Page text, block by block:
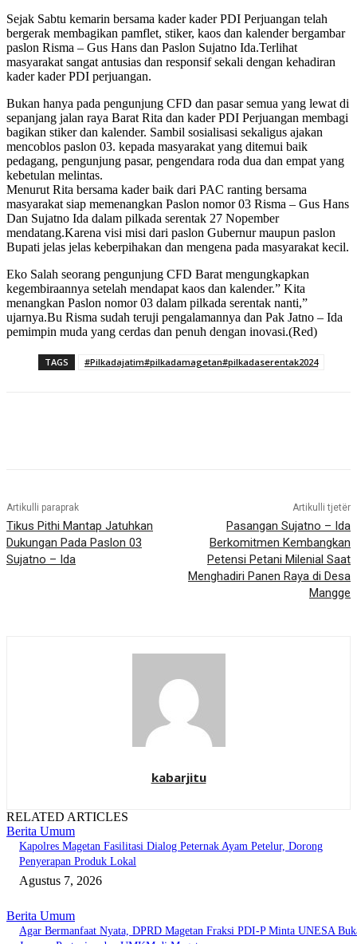
Sejak Sabtu kemarin bersama kader kader PDI Perjuangan telah
bergerak membagikan pamflet, stiker, kaos dan kalender bergambar
paslon Risma – Gus Hans dan Paslon Sujatno Ida.Terlihat
masyarakat sangat antusias dan responsif sekali dengan kehadiran
kader kader PDI perjuangan.
Bukan hanya pada pengunjung CFD dan pasar semua yang lewat di
sepanjang jalan raya Barat Rita dan kader PDI Perjuangan membagi
bagikan stiker dan kalender. Sambil sosialisasi sekaligus ajakan
mencoblos paslon 03. kepada masyarakat yang ditemui baik
pedagang, pengunjung pasar, pengendara roda dua dan empat yang
kebetulan melintas.
Menurut Rita bersama kader baik dari PAC ranting bersama
masyarakat siap memenangkan Paslon nomor 03 Risma – Gus Hans
Dan Sujatno Ida dalam pilkada serentak 27 Nopember
mendatang.Karena visi misi dari paslon Gubernur maupun paslon
Bupati jelas jelas keberpihakan dan mengena pada masyarakat kecil.
Eko Salah seorang pengunjung CFD Barat mengungkapkan
kegembiraannya setelah mendapat kaos dan kalender.” Kita
menangkan Paslon nomor 03 dalam pilkada serentak nanti,”
ujarnya.Bu Risma sudah teruji pengalamannya dan Pak Jatno – Ida
pemimpin muda yang cerdas dan penuh dengan inovasi.(Red)
TAGS #Pilkadajatim#pilkadamagetan#pilkadaserentak2024
Artikulli paraprak
Tikus Pithi Mantap Jatuhkan
Dukungan Pada Paslon 03
Sujatno – Ida
Artikulli tjetër
Pasangan Sujatno – Ida
Berkomitmen Kembangkan
Petensi Petani Milenial Saat
Menghadiri Panen Raya di Desa
Mangge
kabarjitu
RELATED ARTICLES
Berita Umum
Kapolres Magetan Fasilitasi Dialog Peternak Ayam Petelur, Dorong
Penyerapan Produk Lokal
Agustus 7, 2026
Berita Umum
Agar Bermanfaat Nyata, DPRD Magetan Fraksi PDI-P Minta UNESA